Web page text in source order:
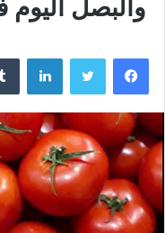
والبصل اليوم
فيسبوك تويتر